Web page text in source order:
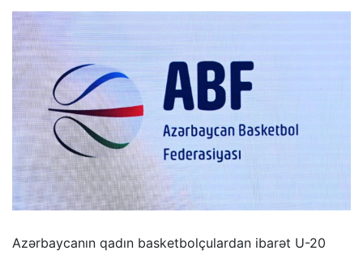
Azərbaycanın qadın basketbolçulardan ibarət U-20